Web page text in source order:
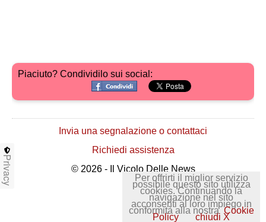
Piaciuto? Condividilo sui social:
Invia una segnalazione o contattaci
Richiedi assistenza
© 2026 - Il Vicolo Delle News
Per offrirti il miglior servizio
possibile questo sito utilizza
cookies. Continuando la
navigazione nel sito
acconsenti al loro impiego in
conformità alla nostra Cookie
Policy chiudi X
Privacy